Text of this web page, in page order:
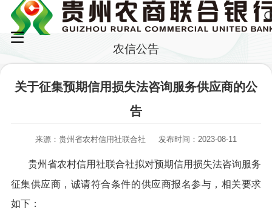
农信公告
关于征集预期信用损失法咨询服务供应商的公
告
来源：贵州省农村信用社联合社 发布时间：2023-08-11
贵州省农村信用社联合社拟对预期信用损失法咨询服务
征集供应商，诚请符合条件的供应商报名参与，相关要求
如下：